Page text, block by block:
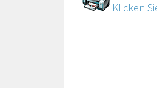
Klicken